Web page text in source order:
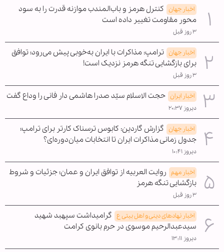
اخبار جهان کنترل هرمز و باب‌المندب موازنه قدرت را به سود
محور مقاومت تغییر داده است
۳ روز قبل
اخبار جهان ترامپ: مذاکرات با ایران به‌خوبی پیش می‌رود؛ توافق
برای بازگشایی تنگه هرمز نزدیک است!
۳ روز قبل
اخبار ایران حجت الاسلام سیّد صدرا هاشمی دار فانی را وداع گفت
دیروز ۲۰:۳۷
اخبار جهان گزارش گاردین: کابوس ترسناک کارتر برای ترامپ؛
جدول زمانی مذاکرات ایران تا انتخابات میان‌دوره‌ای؟
دیروز ۱۰:۴۱
اخبار مهم روایت العربیه از توافق ایران و عمان؛ جزئیات و شروط
بازگشایی تنگه هرمز
۳ روز قبل
اخبار نهادهای دینی و اهل بیتی ع گرامیداشت سپهبد شهید
سیدعبدالرحیم موسوی در حرم بانوی کرامت
دیروز ۱۳:۱۱